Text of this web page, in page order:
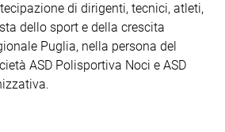
di dirigenti, tecnici, atleti,
dello sport e della crescita
Puglia, nella persona del
ASD Polisportiva Noci e ASD